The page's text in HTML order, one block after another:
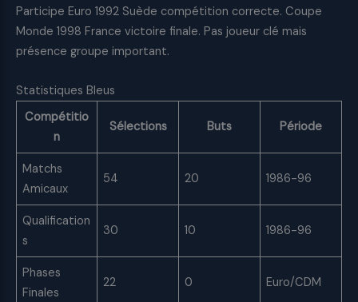
Participe Euro 1992 Suède compétition correcte. Coupe
Monde 1998 France victoire finale. Pas joueur clé mais
présence groupe important.
Statistiques Bleus
Compétitio
n
Sélections Buts Période
Matchs
Amicaux
54 20 1986-96
Qualification
s
30 10 1986-96
Phases
Finales
22 0 Euro/CDM